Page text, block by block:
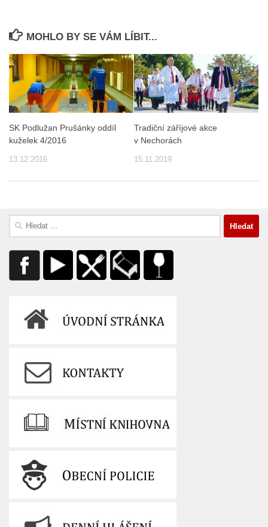
MOHLO BY SE VÁM LÍBIT...
SK Podlužan Prušánky oddíl
kuželek 4/2016
13.12.2016
Tradiční záříjové akce
v Nechorách
15.11.2019
Vyhledávání